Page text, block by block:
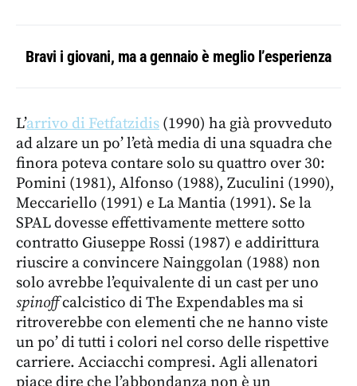
Bravi i giovani, ma a gennaio è meglio l’esperienza
L’arrivo di Fetfatzidis (1990) ha già provveduto
ad alzare un po’ l’età media di una squadra che
finora poteva contare solo su quattro over 30:
Pomini (1981), Alfonso (1988), Zuculini (1990),
Meccariello (1991) e La Mantia (1991). Se la
SPAL dovesse effettivamente mettere sotto
contratto Giuseppe Rossi (1987) e addirittura
riuscire a convincere Nainggolan (1988) non
solo avrebbe l’equivalente di un cast per uno
spinoffcalcistico di The Expendables ma si
ritroverebbe con elementi che ne hanno viste
un po’ di tutti i colori nel corso delle rispettive
carriere. Acciacchi compresi. Agli allenatori